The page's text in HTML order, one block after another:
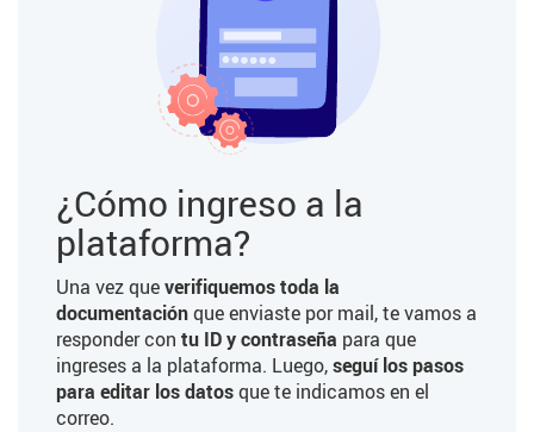
¿Cómo ingreso a la
plataforma?
Una vez queverifiquemos toda la
documentaciónque enviaste por mail, te vamos a
responder con tu ID y contraseña para que
ingreses a la plataforma. Luego,seguí los pasos
para editar los datosque te indicamos en el
correo.